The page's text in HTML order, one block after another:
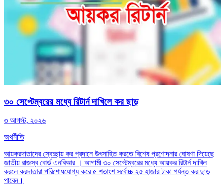
৩০ সেপ্টেম্বরের মধ্যে রিটার্ন দাখিলে কর ছাড়
৩ আগস্ট, ২০২৬
অর্থনীতি
আয়করদাতাদের স্বেচ্ছায় কর প্রদানে উৎসাহিত করতে বিশেষ প্রণোদনার ঘোষণা দিয়েছে
জাতীয় রাজস্ব বোর্ড এনবিআর । আগামী ৩০ সেপ্টেম্বরের মধ্যে আয়কর রিটার্ন দাখিল
করলে করদাতারা পরিশোধযোগ্য করে ৫ শতাংশ সর্বোচ্চ ২৫ হাজার টাকা পর্যন্ত কর ছাড়
পাবেন।